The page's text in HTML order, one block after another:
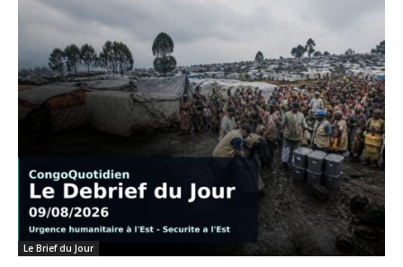
Le Brief du Jour